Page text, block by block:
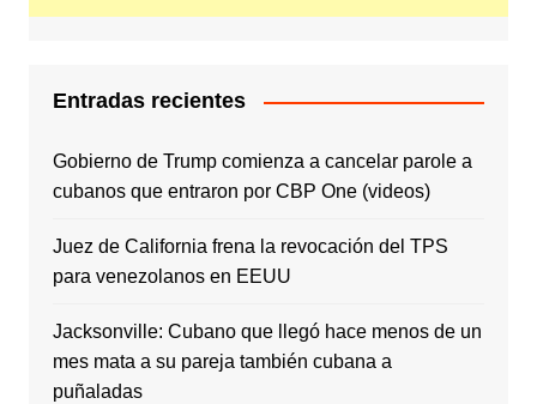
Entradas recientes
Gobierno de Trump comienza a cancelar parole a
cubanos que entraron por CBP One (videos)
Juez de California frena la revocación del TPS
para venezolanos en EEUU
Jacksonville: Cubano que llegó hace menos de un
mes mata a su pareja también cubana a
puñaladas